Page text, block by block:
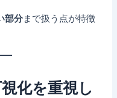
部分まで扱う点が特徴
化を重視し